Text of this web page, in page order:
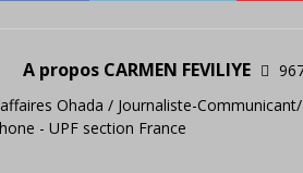
A propos CARMEN FEVILIYE
Ohada / Journaliste-
- UPF section France